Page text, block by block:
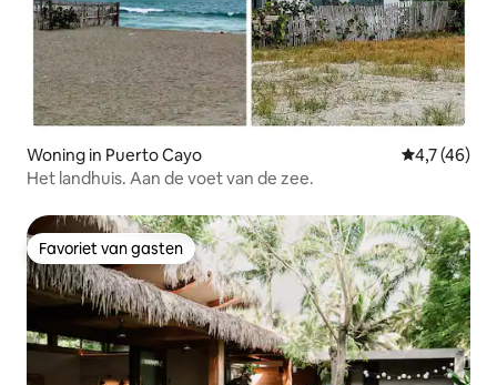
Woning in Puerto Cayo
4,7 (46)
Het landhuis. Aan de voet van de zee.
Favoriet van gasten
Favoriet van gasten